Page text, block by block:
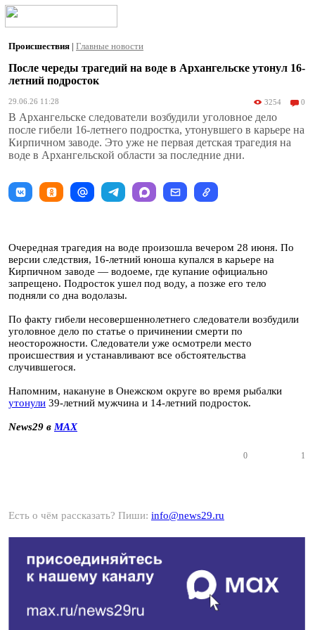
Происшествия | Главные новости
После череды трагедий на воде в Архангельске утонул 16-
летний подросток
29.06.26 11:28 3254 0
В Архангельске следователи возбудили уголовное дело
после гибели 16-летнего подростка, утонувшего в карьере на
Кирпичном заводе. Это уже не первая детская трагедия на
воде в Архангельской области за последние дни.
Очередная трагедия на воде произошла вечером 28 июня. По
версии следствия, 16-летний юноша купался в карьере на
Кирпичном заводе — водоеме, где купание официально
запрещено. Подросток ушел под воду, а позже его тело
подняли со дна водолазы.
По факту гибели несовершеннолетнего следователи возбудили
уголовное дело по статье о причинении смерти по
неосторожности. Следователи уже осмотрели место
происшествия и устанавливают все обстоятельства
случившегося.
Напомним, накануне в Онежском округе во время рыбалки
утонули 39-летний мужчина и 14-летний подросток.
News29 в MAX
0 1
Есть о чём рассказать? Пиши: info@news29.ru